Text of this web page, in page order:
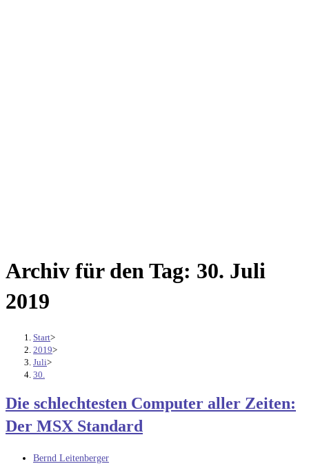
Archiv für den Tag: 30. Juli
2019
Start>
2019>
Juli>
30.
Die schlechtesten Computer aller Zeiten:
Der MSX Standard
Beitrags-
Bernd Leitenberger